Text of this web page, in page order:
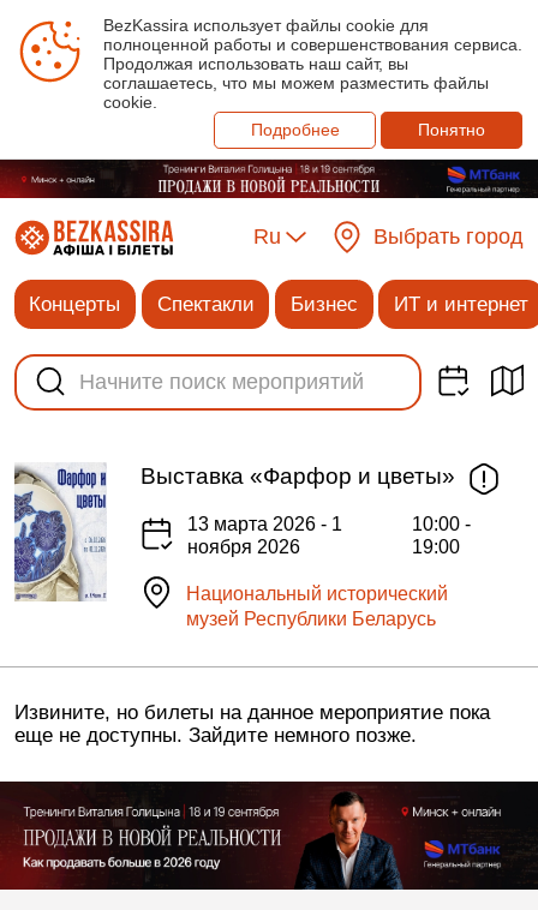
BezKassira использует файлы cookie для
полноценной работы и совершенствования сервиса.
Продолжая использовать наш сайт, вы
соглашаетесь, что мы можем разместить файлы
cookie.
Подробнее
Понятно
Ru Выбрать город
Концерты Спектакли Бизнес ИТ и интернет
Выставка «Фарфор и цветы»
13 марта 2026 - 1
ноября 2026
10:00 -
19:00
Национальный исторический
музей Республики Беларусь
Извините, но билеты на данное мероприятие пока
еще не доступны. Зайдите немного позже.